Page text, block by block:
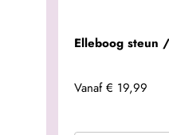
Elleboog steun
Vanaf € 19,99